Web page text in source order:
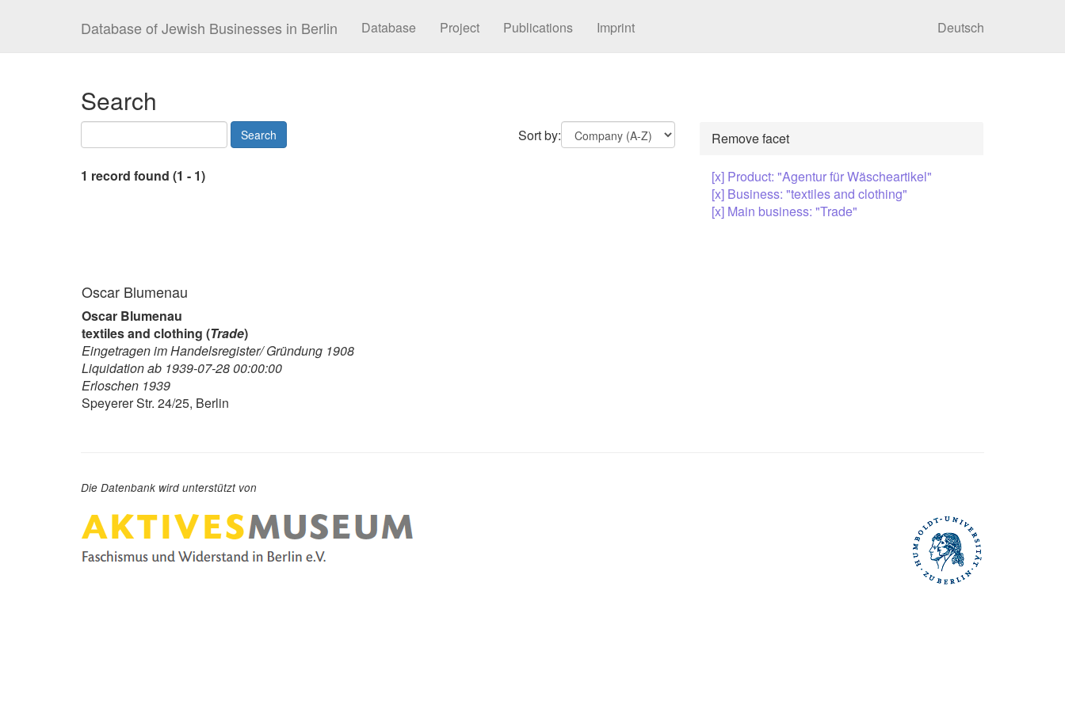
Database of Jewish Businesses in Berlin Database Project Publications Imprint Deutsch
Search
Sort by:
1 record found (1 - 1)
Remove facet
[x] Product: "Agentur für Wäscheartikel"
[x] Business: "textiles and clothing"
[x] Main business: "Trade"
Oscar Blumenau
Oscar Blumenau
textiles and clothing (Trade)
Eingetragen im Handelsregister/ Gründung 1908
Liquidation ab 1939-07-28 00:00:00
Erloschen 1939
Speyerer Str. 24/25, Berlin
Die Datenbank wird unterstützt von